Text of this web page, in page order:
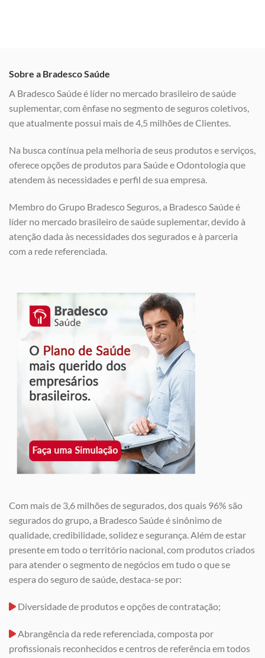
Sobre a Bradesco Saúde
A Bradesco Saúde é líder no mercado brasileiro de saúde
suplementar, com ênfase no segmento de seguros coletivos,
que atualmente possui mais de 4,5 milhões de Clientes.
Na busca contínua pela melhoria de seus produtos e serviços,
oferece opções de produtos para Saúde e Odontologia que
atendem às necessidades e perfil de sua empresa.
Membro do Grupo Bradesco Seguros, a Bradesco Saúde é
líder no mercado brasileiro de saúde suplementar, devido à
atenção dada às necessidades dos segurados e à parceria
com a rede referenciada.
Com mais de 3,6 milhões de segurados, dos quais 96% são
segurados do grupo, a Bradesco Saúde é sinônimo de
qualidade, credibilidade, solidez e segurança. Além de estar
presente em todo o território nacional, com produtos criados
para atender o segmento de negócios em tudo o que se
espera do seguro de saúde, destaca-se por:
Diversidade de produtos e opções de contratação;
Abrangência da rede referenciada, composta por
profissionais reconhecidos e centros de referência em todos